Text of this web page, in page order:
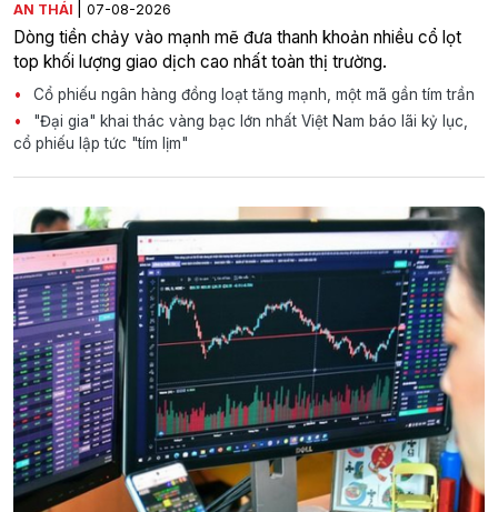
AN THÁI 07-08-2026
Dòng tiền chảy vào mạnh mẽ đưa thanh khoản nhiều cổ lọt
top khối lượng giao dịch cao nhất toàn thị trường.
Cổ phiếu ngân hàng đồng loạt tăng mạnh, một mã gần tím trần
"Đại gia" khai thác vàng bạc lớn nhất Việt Nam báo lãi kỷ lục,
cổ phiếu lập tức "tím lịm"